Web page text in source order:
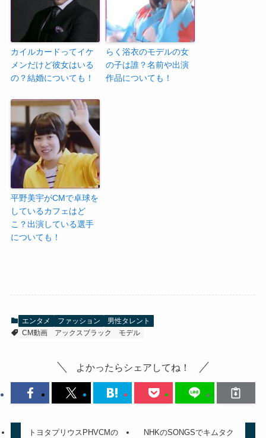
カイルカードってイケ
メンだけど彼女はいる
の？結婚についても！
らく浴衣のモデルの女
の子は誰？名前や出演
作品についても！
平野美宇がCMで卓球を
しているカフェはど
こ？出演している選手
についても！
エンタメ ファッション
男性タレント
CM動画
アックスブラック モデル
よかったらシェアしてね！
トヨタプリウスPHVCMの
NHKのSONGSでキムタク